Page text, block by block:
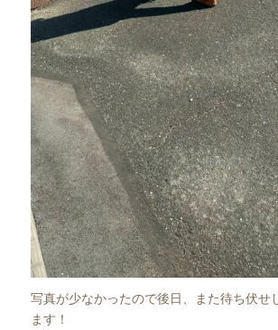
写真が少なかったので後日、また待ち伏せ
ます！